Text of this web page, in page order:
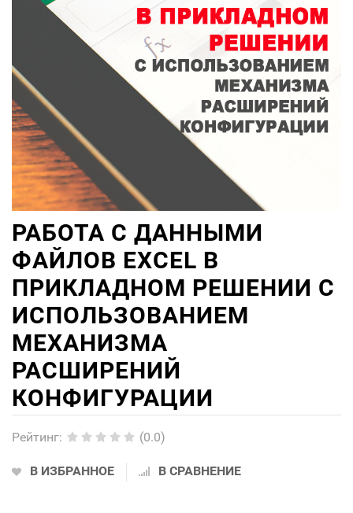
РАБОТА С ДАННЫМИ
ФАЙЛОВ EXCEL В
ПРИКЛАДНОМ РЕШЕНИИ С
ИСПОЛЬЗОВАНИЕМ
МЕХАНИЗМА
РАСШИРЕНИЙ
КОНФИГУРАЦИИ
Рейтинг: (0.0)
В ИЗБРАННОЕ В СРАВНЕНИЕ